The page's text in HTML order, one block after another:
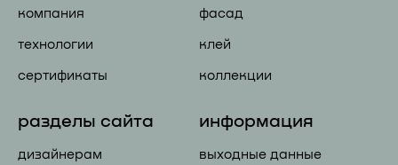
компания
технологии
сертификаты
фасад
клей
коллекции
разделы сайта
дизайнерам
информация
выходные данные